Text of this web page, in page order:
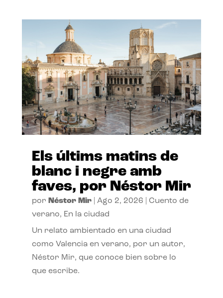
Els últims matins de
blanc i negre amb
faves, por Néstor Mir
por Néstor Mir| Ago 2, 2026
Cuento de
verano, En la ciudad
Un relato ambientado en una ciudad
como Valencia en verano, por un autor,
Néstor Mir, que conoce bien sobre lo
que escribe.